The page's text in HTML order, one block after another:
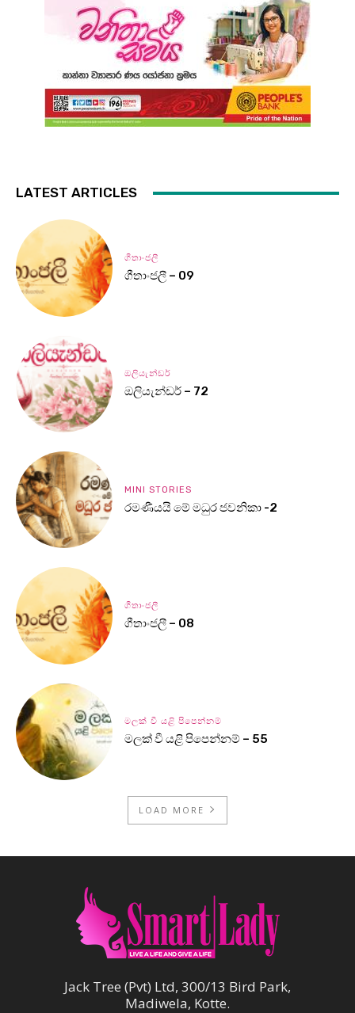
LATEST ARTICLES
ගීතාංජලී
ගීතාංජලී – 09
ඔලියැන්ඩර්
ඔලියැන්ඩර් – 72
MINI STORIES
රමණීයයි මේ මධුර ජවනිකා -2
ගීතාංජලී
ගීතාංජලී – 08
මලක් වී යළි පිපෙන්නම්
මලක් වී යළි පිපෙන්නම් – 55
LOAD MORE
Jack Tree (Pvt) Ltd, 300/13 Bird Park,
Madiwela, Kotte.